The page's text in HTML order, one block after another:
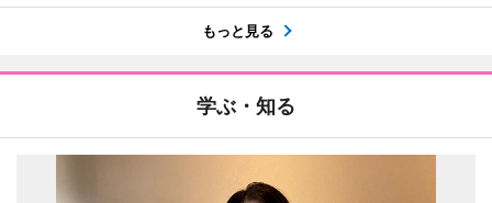
もっと見る
学ぶ・知る